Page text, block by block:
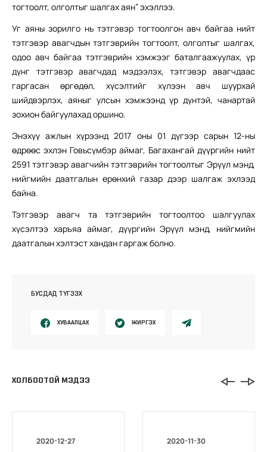
тогтоолт, олголтыг шалгах аян” эхэллээ.
Уг аяны зорилго нь тэтгэвэр тогтоолгон авч байгаа нийт
тэтгэвэр авагчдын тэтгэврийн тогтоолт, олголтыг шалгах,
одоо авч байгаа тэтгэврийн хэмжээг баталгаажуулах, үр
дүнг тэтгэвэр авагчдад мэдээлэх, тэтгэвэр авагчдаас
гаргасан өргөдөл, хүсэлтийг хүлээн авч шуурхай
шийдвэрлэх, аяныг улсын хэмжээнд үр дүнтэй, чанартай
зохион байгуулахад оршино.
Энэхүү ажлын хүрээнд 2017 оны 01 дүгээр сарын 12-ны
өдрөөс эхлэн Говьсүмбэр аймаг, Багахангай дүүргийн нийт
2591 тэтгэвэр авагчийн тэтгэврийн тогтоолтыг Эрүүл мэнд,
нийгмийн даатгалын ерөнхий газар дээр шалгаж эхлээд
байна.
Тэтгэвэр авагч та тэтгэврийн тогтоолтоо шалгуулах
хүсэлтээ харъяа аймаг, дүүргийн Эрүүл мэнд, нийгмийн
даатгалын хэлтэст хандан гаргаж болно.
БУСДАД ТҮГЭЭХ
ХУВААЛЦАХ ЖИРГЭХ
ХОЛБООТОЙ МЭДЭЭ
2020-12-27 2020-11-30